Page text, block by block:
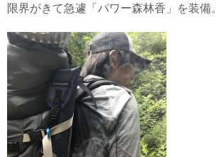
限界がきて急遽「パワー森林香」を装備。